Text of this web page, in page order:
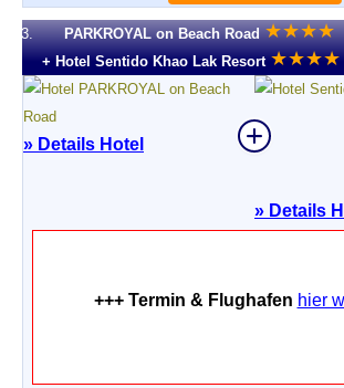
3. PARKROYAL on Beach Road ★★★★
+ Hotel Sentido Khao Lak Resort ★★★★
» Details Hotel
» Details
+++ Termin & Flughafen hier